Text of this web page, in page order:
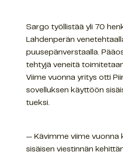
Sargo työllistää yli 70
Lahdenperän
puusepänverstaalla.
tehtyjä veneitä
Viime vuonna yritys otti
sovelluksen käyttöön
tueksi.
— Kävimme viime vuonna
sisäisen viestinnän